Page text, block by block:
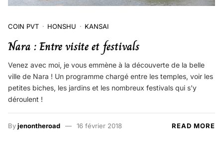
COIN PVT HONSHU KANSAI
Nara : Entre visite et festivals
Venez avec moi, je vous emmène à la découverte de la belle
ville de Nara ! Un programme chargé entre les temples, voir les
petites biches, les jardins et les nombreux festivals qui s'y
déroulent !
Byjenontheroad 16 février 2018 READ MORE